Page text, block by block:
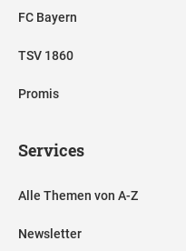
FC Bayern
TSV 1860
Promis
Services
Alle Themen von A-Z
Newsletter